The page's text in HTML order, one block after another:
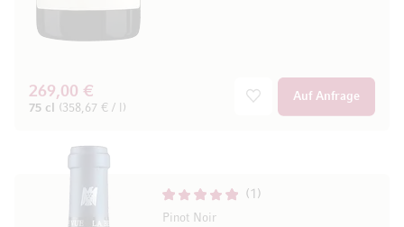
269,00 €
75 cl (358,67 € / l)
Auf Anfrage
1
Pinot Noir